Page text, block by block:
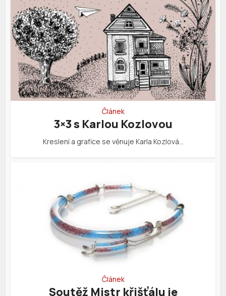
Článek
3×3 s Karlou Kozlovou
Kreslení a grafice se věnuje Karla Kozlová…
Článek
Soutěž Mistr křišťálu je